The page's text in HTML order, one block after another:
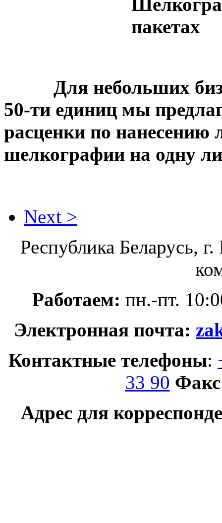
Для небольших
50-ти единиц мы
расценки по нанесению
шелкографии на одну
Next >
Республика Беларусь,
Работаем: пн.-пт.
Электронная почта:
Контактные телефоны:
33 90
Адрес для